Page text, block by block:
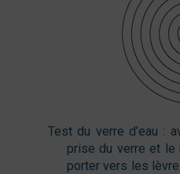
Test du verre d’eau :
prise du verre et le
porter vers les